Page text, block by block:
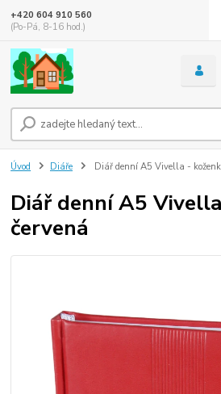
+420 604 910 560
(Po-Pá, 8-16 hod.)
Úvod Diáře Diář denní A5 Vivella -
Diář denní A5
červená